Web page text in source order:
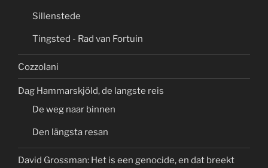
Sillenstede
Tingsted - Rad van Fortuin
Cozzolani
Dag Hammarskjöld, de langste reis
De weg naar binnen
Den längsta resan
David Grossman: Het is een genocide, en dat breekt